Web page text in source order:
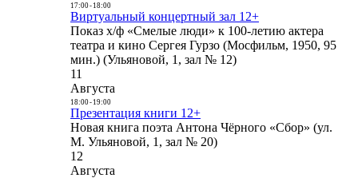
17:00- 18:00
Виртуальный концертный зал 12+
Показ х/ф «Смелые люди» к 100-летию актера
театра и кино Сергея Гурзо (Мосфильм, 1950, 95
мин.) (Ульяновой, 1, зал № 12)
11
Августа
18:00- 19:00
Презентация книги 12+
Новая книга поэта Антона Чёрного «Сбор» (ул.
М. Ульяновой, 1, зал № 20)
12
Августа